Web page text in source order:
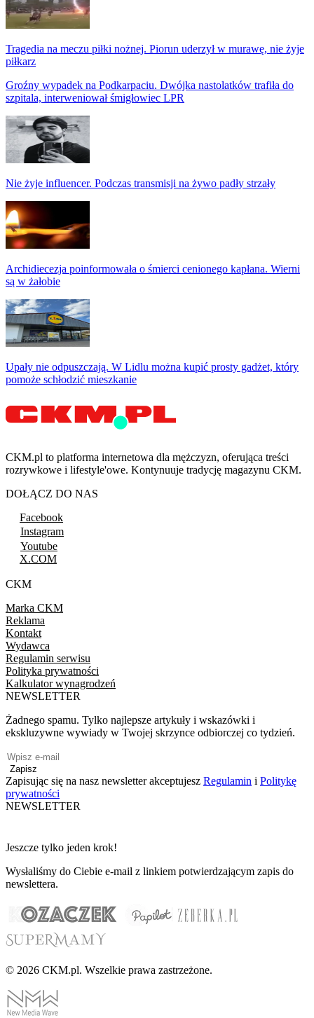
Tragedia na meczu piłki nożnej. Piorun uderzył w murawę, nie żyje
piłkarz
Groźny wypadek na Podkarpaciu. Dwójka nastolatków trafiła do
szpitala, interweniował śmigłowiec LPR
Nie żyje influencer. Podczas transmisji na żywo padły strzały
Archidiecezja poinformowała o śmierci cenionego kapłana. Wierni
są w żałobie
Upały nie odpuszczają. W Lidlu można kupić prosty gadżet, który
pomoże schłodzić mieszkanie
CKM.pl to platforma internetowa dla mężczyzn, oferująca treści
rozrywkowe i lifestyle'owe. Kontynuuje tradycję magazynu CKM.
DOŁĄCZ DO NAS
Facebook
Instagram
Youtube
X.COM
CKM
Marka CKM
Reklama
Kontakt
Wydawca
Regulamin serwisu
Polityka prywatności
Kalkulator wynagrodzeń
NEWSLETTER
Żadnego spamu. Tylko najlepsze artykuły i wskazówki i
ekskluzywne wywiady w Twojej skrzynce odbiorczej co tydzień.
Zapisz
Zapisując się na nasz newsletter akceptujesz Regulamin i Politykę
prywatności
NEWSLETTER
Jeszcze tylko jeden krok!
Wysłaliśmy do Ciebie e-mail z linkiem potwierdzającym zapis do
newslettera.
© 2026 CKM.pl. Wszelkie prawa zastrzeżone.